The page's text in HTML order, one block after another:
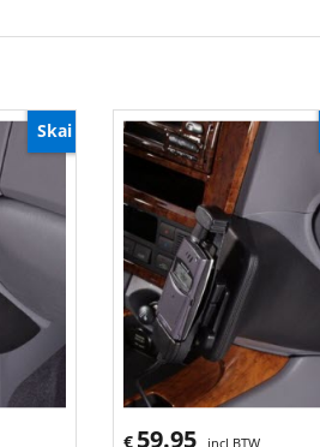
Skai
€ 59.95 incl BTW